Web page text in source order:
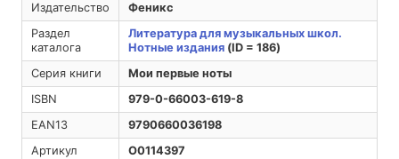
Издательство
Феникс
Раздел
каталога
Литература для музыкальных школ.
Нотные издания(ID = 186)
Серия книги
Мои первые ноты
ISBN
979-0-66003-619-8
EAN13
9790660036198
Артикул
O0114397